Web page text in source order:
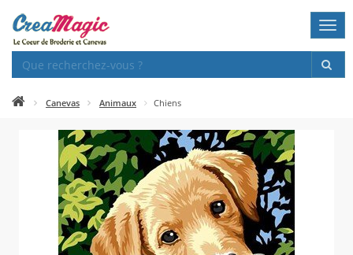
Canevas Animaux Chiens